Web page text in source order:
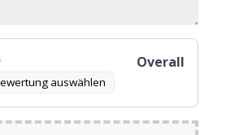
auswählen
Overall